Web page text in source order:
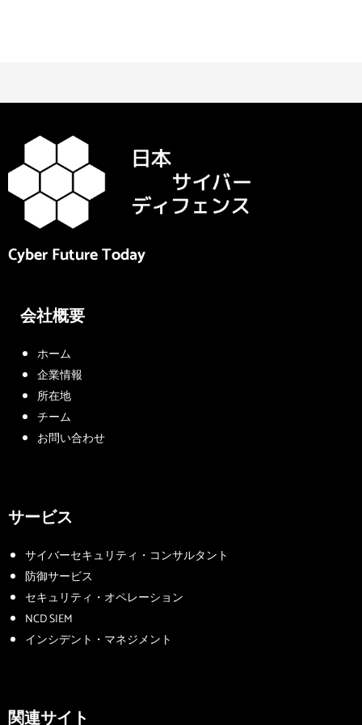
Cyber Future Today
会社概要
ホーム
企業情報
所在地
チーム
お問い合わせ
サービス
サイバーセキュリティ・コンサルタント
防御サービス
セキュリティ・オペレーション
NCD SIEM
インシデント・マネジメント
関連サイト